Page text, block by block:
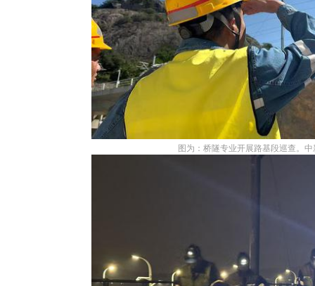
图为：桥隧专业开展路基段巡查。